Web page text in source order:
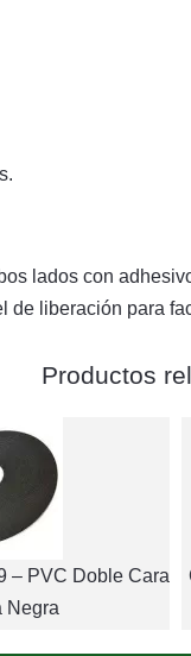
lados con
de liberación para
Productos
– PVC Doble Cara
Negra